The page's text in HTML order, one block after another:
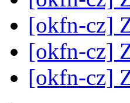
[okfn-cz]
[okfn-cz]
[okfn-cz]